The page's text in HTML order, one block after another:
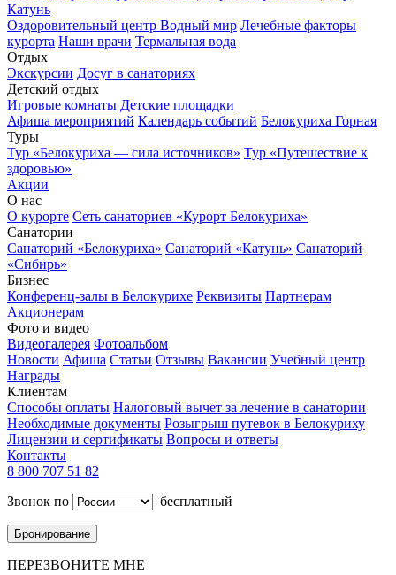
Катунь
Оздоровительный центр Водный мир Лечебные факторы
курорта Наши врачи Термальная вода
Отдых
Экскурсии Досуг в санаториях
Детский отдых
Игровые комнаты Детские площадки
Афиша мероприятий Календарь событий Белокуриха Горная
Туры
Тур «Белокуриха — сила источников» Тур «Путешествие к
здоровью»
Акции
О нас
О курорте Сеть санаториев «Курорт Белокуриха»
Санатории
Санаторий «Белокуриха» Санаторий «Катунь» Санаторий
«Сибирь»
Бизнес
Конференц-залы в Белокурихе Реквизиты Партнерам
Акционерам
Фото и видео
Видеогалерея Фотоальбом
Новости Афиша Статьи Отзывы Вакансии Учебный центр
Награды
Клиентам
Способы оплаты Налоговый вычет за лечение в санатории
Необходимые документы Розыгрыш путевок в Белокуриху
Лицензии и сертификаты Вопросы и ответы
Контакты
8 800 707 51 82
Звонок по
бесплатный
Бронирование
ПЕРЕЗВОНИТЕ МНЕ